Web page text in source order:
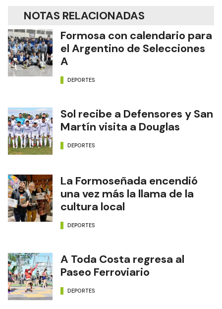
NOTAS RELACIONADAS
Formosa con calendario para
el Argentino de Selecciones
A
DEPORTES
Sol recibe a Defensores y San
Martín visita a Douglas
DEPORTES
La Formoseñada encendió
una vez más la llama de la
cultura local
DEPORTES
A Toda Costa regresa al
Paseo Ferroviario
DEPORTES